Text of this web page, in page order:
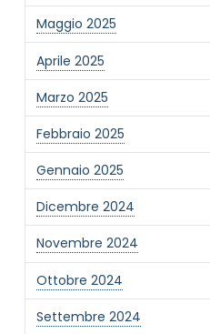
Maggio 2025
Aprile 2025
Marzo 2025
Febbraio 2025
Gennaio 2025
Dicembre 2024
Novembre 2024
Ottobre 2024
Settembre 2024
NOME STRUTTURA
MAIL REFERENTE
MOTIVO DEL CONTATTO